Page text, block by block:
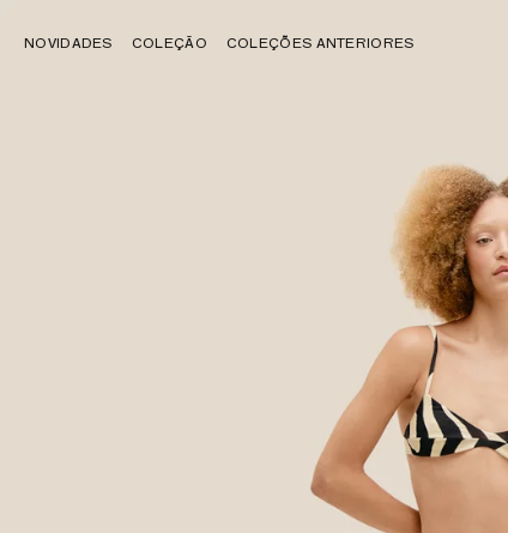
NOVIDADES COLEÇÃO COLEÇÕES ANTERIORES